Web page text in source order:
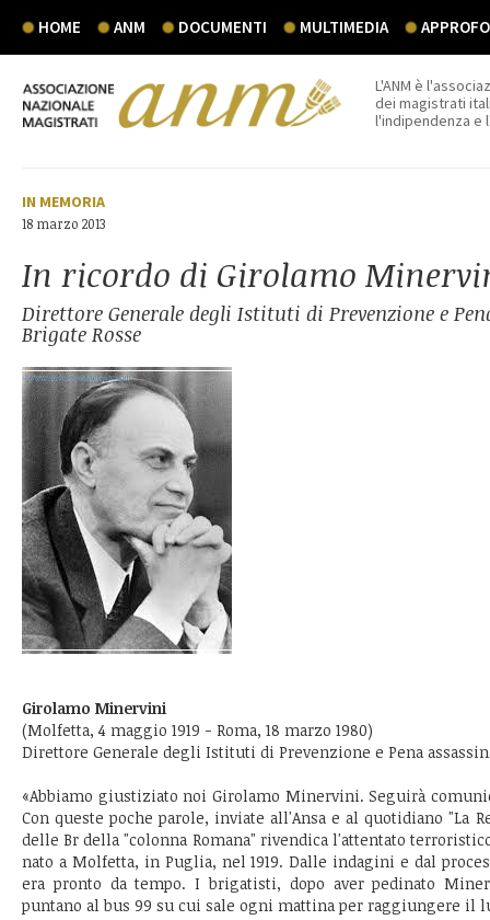
HOME ANM DOCUMENTI MULTIMEDIA
L'ANM è
dei magistrati
l'indipendenza e
IN MEMORIA
18 marzo 2013
In ricordo di Girolamo
Direttore Generale degli Istituti di Prevenzione e
Brigate Rosse
Girolamo Minervini
(Molfetta, 4 maggio 1919 - Roma, 18 marzo 1980)
Direttore Generale degli Istituti di Prevenzione e Pena
«Abbiamo giustiziato noi Girolamo Minervini. Seguirà
Con queste poche parole, inviate all'Ansa e al quotidiano "La
delle Br della "colonna Romana" rivendica l'attentato
nato a Molfetta, in Puglia, nel 1919. Dalle indagini e dal
era pronto da tempo. I brigatisti, dopo aver pedinato
puntano al bus 99 su cui sale ogni mattina per raggiungere il